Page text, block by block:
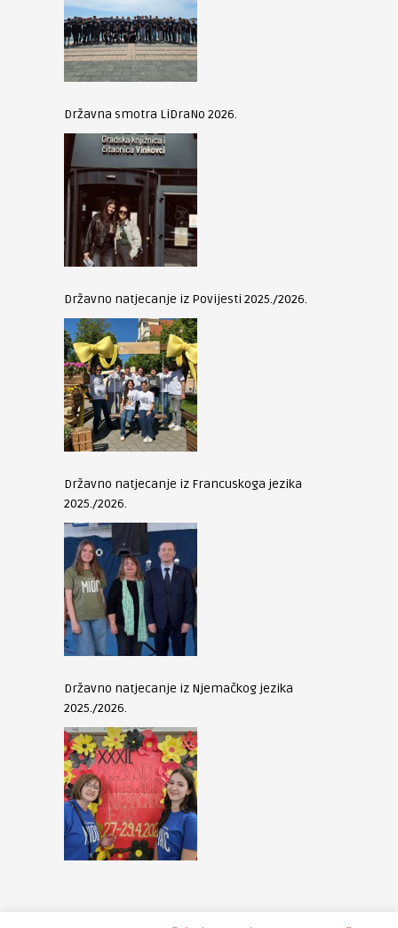
Državna smotra LiDraNo 2026.
Državno natjecanje iz Povijesti 2025./2026.
Državno natjecanje iz Francuskoga jezika
2025./2026.
Državno natjecanje iz Njemačkog jezika
2025./2026.